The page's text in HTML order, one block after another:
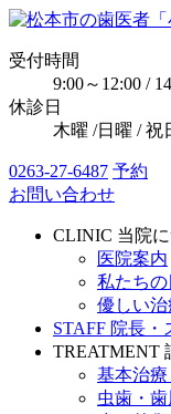
受付時間
9:00～12:00 /
休診日
木曜 /日曜 / 祝
0263-27-6487 予約
お問い合わせ
CLINIC 当院
医院案内
私たち
優しい
STAFF 院長・
TREATMENT
基本治
虫歯・